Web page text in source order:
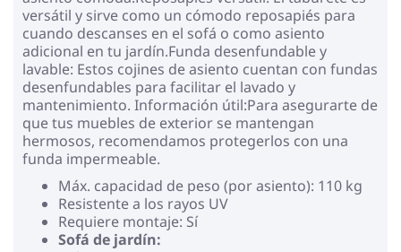
versátil y sirve como un cómodo reposapiés para
cuando descanses en el sofá o como asiento
adicional en tu jardín.Funda desenfundable y
lavable: Estos cojines de asiento cuentan con fundas
desenfundables para facilitar el lavado y
mantenimiento. Información útil:Para asegurarte de
que tus muebles de exterior se mantengan
hermosos, recomendamos protegerlos con una
funda impermeable.
Máx. capacidad de peso (por asiento): 110 kg
Resistente a los rayos UV
Requiere montaje: Sí
Sofá de jardín: